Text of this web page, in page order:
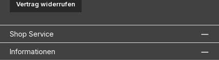
Vertrag widerrufen
Shop Service
Informationen